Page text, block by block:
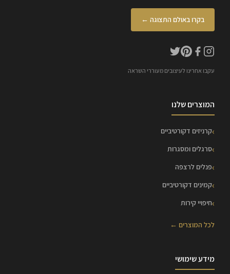
בקרו באולם התצוגה ←
עקבו אחרינו לעיצובים מעוררי השראה
המוצרים שלנו
קרניזים דקורטיביים
סרגלים ומסגרות
פנלים לרצפה
קמינים דקורטיביים
חיפויי קירות
לכל המוצרים ←
מידע שימושי